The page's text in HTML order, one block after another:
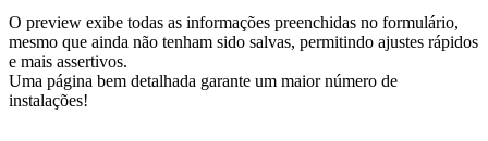
O preview exibe todas as informações preenchidas no formulário,
mesmo que ainda não tenham sido salvas, permitindo ajustes rápidos
e mais assertivos.
Uma página bem detalhada garante um maior número de
instalações!